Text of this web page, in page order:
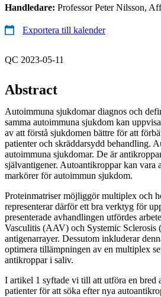
Handledare: Professor Peter Nilsson,
Exportera till kalender
QC 2023-05-11
Abstract
Autoimmuna sjukdomar diagnos och
samma autoimmuna sjukdom kan
av att förstå sjukdomen bättre för att
patienter och skräddarsydd behandling.
autoimmuna sjukdomar. De är
självantigener. Autoantikroppar kan vara
markörer för autoimmun sjukdom.
Proteinmatriser möjliggör multiplex och
representerar därför ett bra verktyg för
presenterade avhandlingen utfördes
Vasculitis (AAV) och Systemic Sclerosis
antigenarrayer. Dessutom inkluderar
optimera tillämpningen av en multiplex
antikroppar i saliv.
I artikel 1 syftade vi till att utföra en
patienter för att söka efter nya